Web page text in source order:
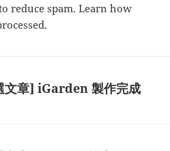
reduce spam.Learn how
文章] iGarden 製作完成